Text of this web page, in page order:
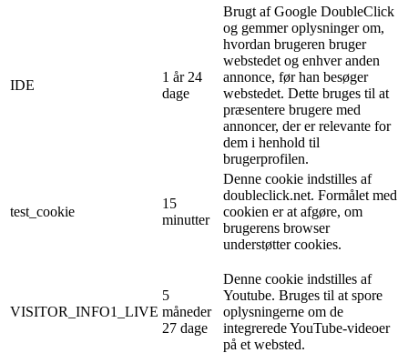
IDE
1 år 24
dage
Brugt af Google DoubleClick
og gemmer oplysninger om,
hvordan brugeren bruger
webstedet og enhver anden
annonce, før han besøger
webstedet. Dette bruges til at
præsentere brugere med
annoncer, der er relevante for
dem i henhold til
brugerprofilen.
test_cookie
15
minutter
Denne cookie indstilles af
doubleclick.net. Formålet med
cookien er at afgøre, om
brugerens browser
understøtter cookies.
VISITOR_INFO1_LIVE
5
måneder
27 dage
Denne cookie indstilles af
Youtube. Bruges til at spore
oplysningerne om de
integrerede YouTube-videoer
på et websted.